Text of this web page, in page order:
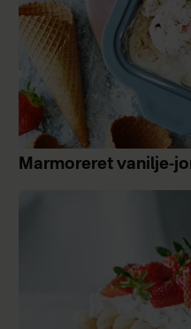
Marmoreret vanilje-